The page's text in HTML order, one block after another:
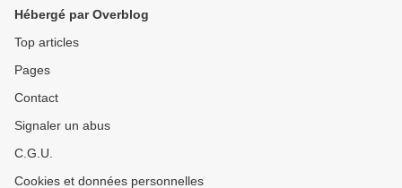
Hébergé par Overblog
Top articles
Pages
Contact
Signaler un abus
C.G.U.
Cookies et données personnelles